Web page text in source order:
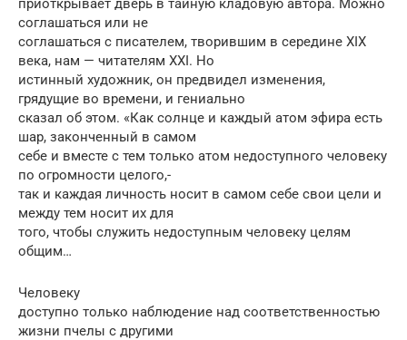
приоткрывает дверь в тайную кладовую автора. Можно
соглашаться или не
соглашаться с писателем, творившим в середине XIX
века, нам — читателям XXI. Но
истинный художник, он предвидел изменения,
грядущие во времени, и гениально
сказал об этом. «Как солнце и каждый атом эфира есть
шар, законченный в самом
себе и вместе с тем только атом недоступного человеку
по огромности целого,-
так и каждая личность носит в самом себе свои цели и
между тем носит их для
того, чтобы служить недоступным человеку целям
общим…
Человеку
доступно только наблюдение над соответственностью
жизни пчелы с другими